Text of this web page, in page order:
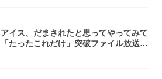
アイス、だまされたと思ってやってみて
「たったこれだけ」突破ファイル放送で